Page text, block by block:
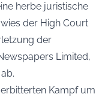
herbe juristische
der High Court
der
Limited,
Kampf um